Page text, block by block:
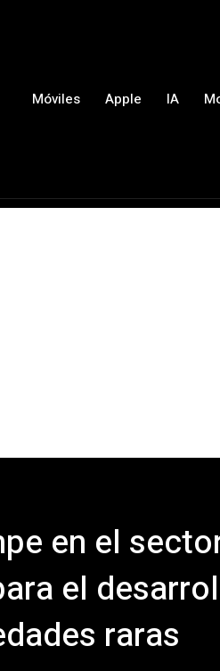
Móviles Apple IA
en el
el
raras